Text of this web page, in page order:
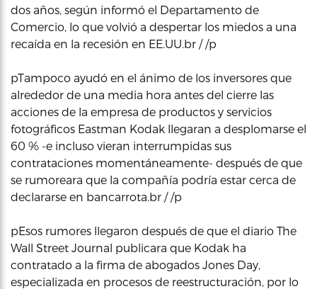
dos años, según informó el Departamento de
Comercio, lo que volvió a despertar los miedos a una
recaída en la recesión en EE.UU.br / /p
pTampoco ayudó en el ánimo de los inversores que
alrededor de una media hora antes del cierre las
acciones de la empresa de productos y servicios
fotográficos Eastman Kodak llegaran a desplomarse el
60 % -e incluso vieran interrumpidas sus
contrataciones momentáneamente- después de que
se rumoreara que la compañía podría estar cerca de
declararse en bancarrota.br / /p
pEsos rumores llegaron después de que el diario The
Wall Street Journal publicara que Kodak ha
contratado a la firma de abogados Jones Day,
especializada en procesos de reestructuración, por lo